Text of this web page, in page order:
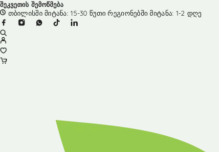
შეკვეთის შემოწმება
თბილისში მიტანა: 15-30 წუთი რეგიონებში მიტანა: 1-2 დღე